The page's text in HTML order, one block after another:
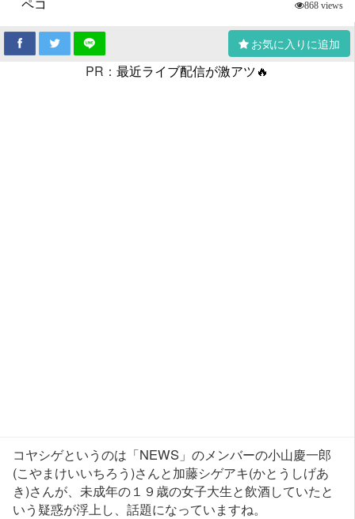
868 views
お気に入りに追加
PR： 最近ライブ配信が激アツ🔥
コヤシゲというのは「NEWS」のメンバーの小山慶一郎
(こやまけいいちろう)さんと加藤シゲアキ(かとうしげあ
き)さんが、未成年の１９歳の女子大生と飲酒していたと
いう疑惑が浮上し、話題になっていますね。